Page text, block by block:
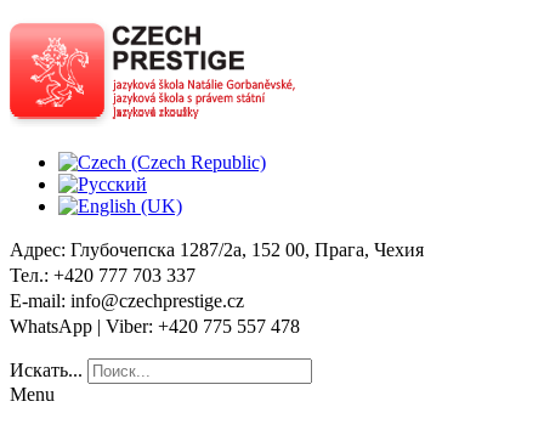
Адрес: Глубочепска 1287/2a, 152 00, Прага, Чехия
Тел.: +420 777 703 337
E-mail: info@czechprestige.cz
WhatsApp | Viber: +420 775 557 478
Искать...
Menu